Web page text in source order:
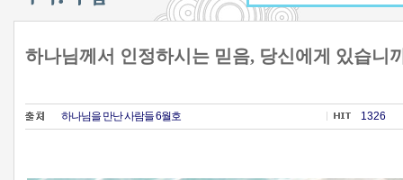
하나님께서 인정하시는 믿음, 당신에게 있습니
하나님을 만난 사람들 6월호 1326